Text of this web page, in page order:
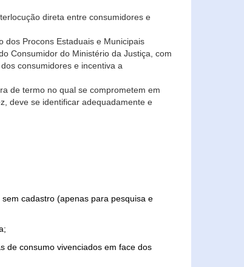
direta entre consumidores e
dos Procons Estaduais e Municipais
Consumidor do Ministério da Justiça, com
consumidores e incentiva a
de termo no qual se comprometem em
deve se identificar adequadamente e
cadastro (apenas para pesquisa e
de consumo vivenciados em face dos